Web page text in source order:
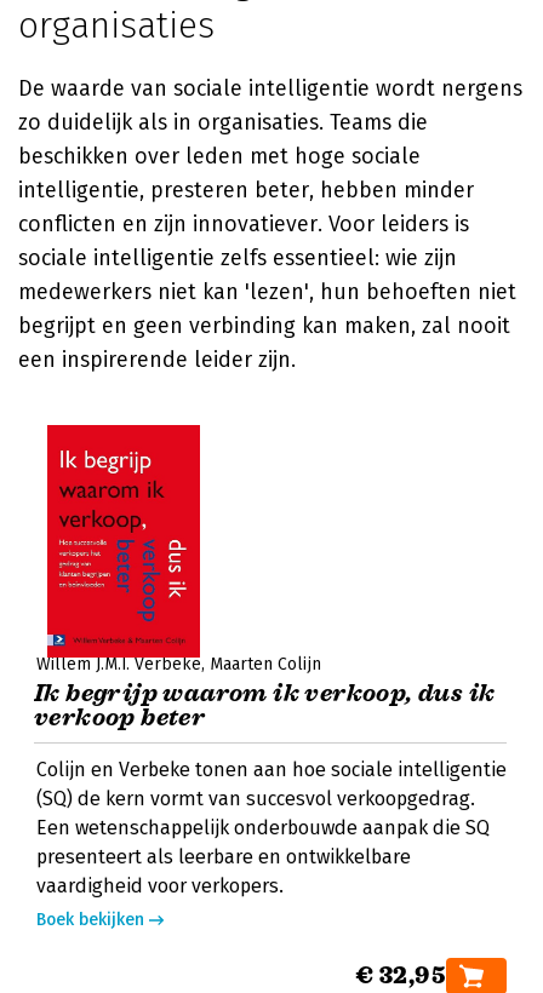
organisaties
De waarde van sociale intelligentie wordt nergens
zo duidelijk als in organisaties. Teams die
beschikken over leden met hoge sociale
intelligentie, presteren beter, hebben minder
conflicten en zijn innovatiever. Voor leiders is
sociale intelligentie zelfs essentieel: wie zijn
medewerkers niet kan 'lezen', hun behoeften niet
begrijpt en geen verbinding kan maken, zal nooit
een inspirerende leider zijn.
Willem J.M.I. Verbeke Maarten Colijn
Ik begrijp waarom ik verkoop, dus ik
verkoop beter
Colijn en Verbeke tonen aan hoe sociale intelligentie
(SQ) de kern vormt van succesvol verkoopgedrag.
Een wetenschappelijk onderbouwde aanpak die SQ
presenteert als leerbare en ontwikkelbare
vaardigheid voor verkopers.
Boek bekijken
€ 32,95